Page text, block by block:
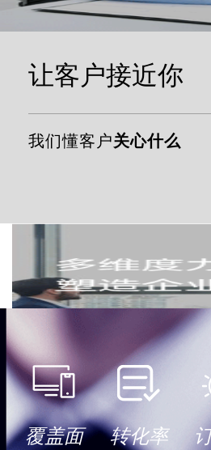
让客户接近你
我们懂客户关心什么
让客户信赖你
覆盖面
转化率